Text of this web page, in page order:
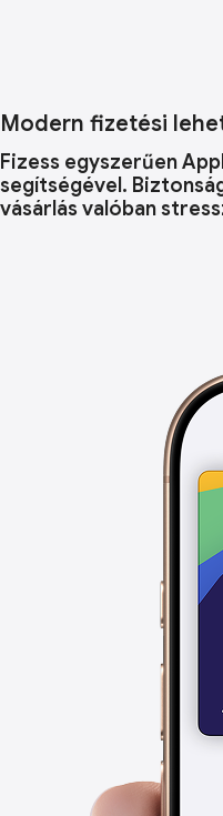
Modern fizetési
Fizess egyszerűen
segítségével.
vásárlás valóban